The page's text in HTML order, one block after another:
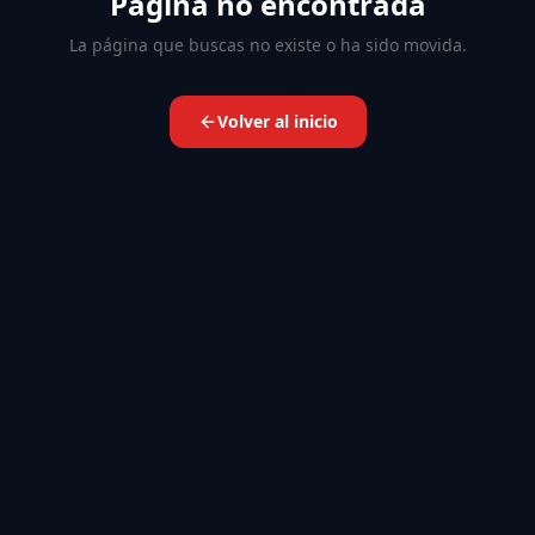
La página que buscas no existe o ha sido movida.
Volver al inicio